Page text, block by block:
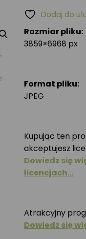
Rozmiar pliku:
3859×6968 px
Format pliku:
JPEG
Kupując ten
akceptujesz
Dowiedz się
licencjach…
Atrakcyjny
Dowiedz się
Dodaj do